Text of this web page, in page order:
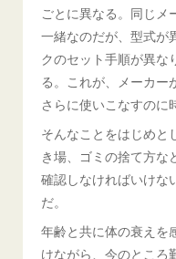
ごとに異なる。同じメ
一緒なのだが、型式が
クのセット手順が異な
る。これが、メーカー
さらに使いこなすのに
そんなことをはじめと
き場、ゴミの捨て方な
確認しなければいけな
だ。
年齢と共に体の衰えを
けながら、今のところ